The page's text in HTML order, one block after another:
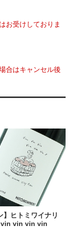
お受けしておりま
合はキャンセル後
】ヒトミワイナリ
vin vin vin